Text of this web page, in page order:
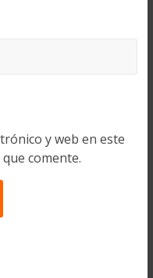
y web en este
comente.